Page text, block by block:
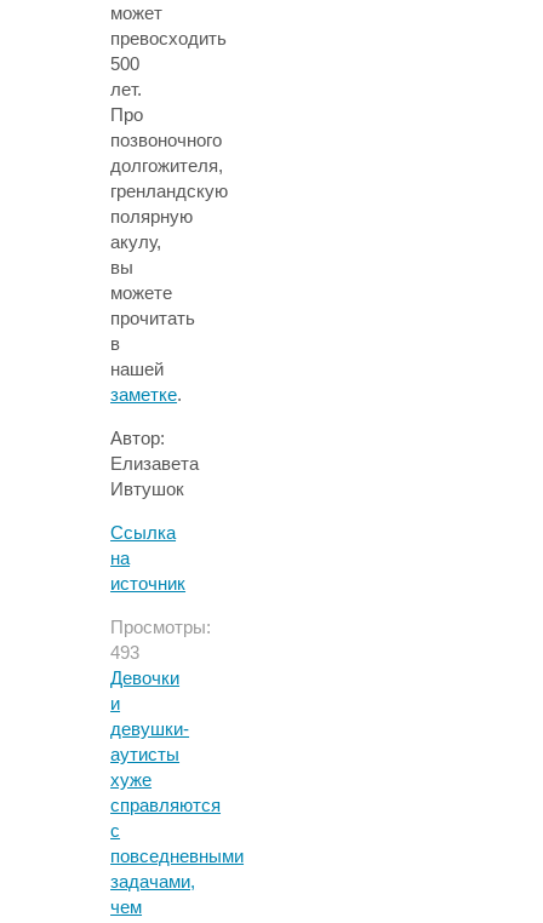
может
превосходить
500
лет.
Про
позвоночного
долгожителя,
гренландскую
полярную
акулу,
вы
можете
прочитать
в
нашей
заметке.
Автор:
Елизавета
Ивтушок
Ссылка
на
источник
Просмотры:
493
Девочки
и
девушки-
аутисты
хуже
справляются
с
повседневными
задачами,
чем